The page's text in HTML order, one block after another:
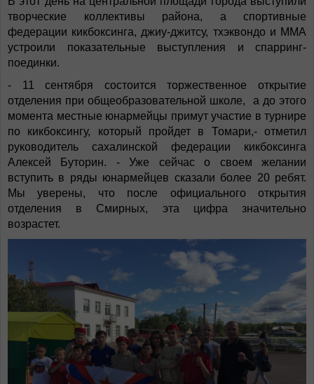
творческие коллективы района, а спортивные
федерации кикбоксинга, джиу-джитсу, тхэквондо и ММА
устроили показательные выступления и спарринг-
поединки.
- 11 сентября состоится торжественное открытие
отделения при общеобразовательной школе, а до этого
момента местные юнармейцы примут участие в турнире
по кикбоксингу, который пройдет в Томари,- отметил
руководитель сахалинской федерации кикбоксинга
Алексей Буторин. - Уже сейчас о своем желании
вступить в ряды юнармейцев сказали более 20 ребят.
Мы уверены, что после официального открытия
отделения в Смирных, эта цифра значительно
возрастет.